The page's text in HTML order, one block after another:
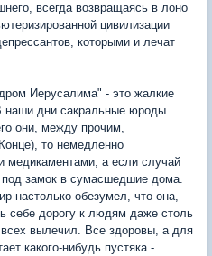
всегда возвращаясь в лоно
цивилизации
которыми и лечат
Иерусалима" - это жалкие
наши дни сакральные юроды
они, между прочим,
то немедленно
медикаментами, а если случай
замок в сумасшедшие дома.
настолько обезумел, что она,
себе дорогу к людям даже столь
вылечил. Все здоровы, а для
какого-нибудь пустяка -